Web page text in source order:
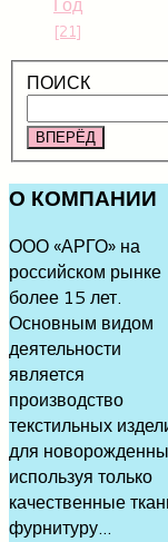
[21]
ПОИСК
ВПЕРЁД
О КОМПАНИИ
ООО «АРГО» на
российском рынке
более 15 лет.
Основным видом
деятельности
является
производство
текстильных
для
используя только
качественные
фурнитуру...